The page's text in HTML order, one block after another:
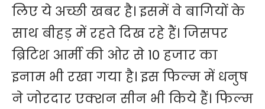
लिए ये अच्छी खबर है। इसमें वे बागियों के
साथ बीहड़ में रहते दिख रहे हैं। जिसपर
ब्रिटिश आर्मी की ओर से 10 हजार का
इनाम भी रखा गया है। इस फिल्म में धनुष
ने जोरदार एक्शन सीन भी किये हैं। फिल्म